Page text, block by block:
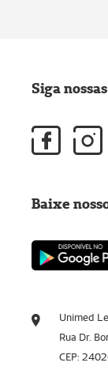
Unimed
Rua Dr.
CEP:
Siga
Baixe